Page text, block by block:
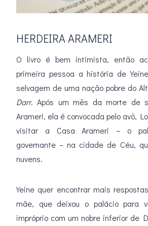
HERDEIRA ARAMERI
O livro é bem intimista, então
primeira pessoa a história de
selvagem de uma nação pobre do
Darr. Após um mês da morte de
Arameri, ela é convocada pelo avô,
visitar a Casa Arameri – o
governante – na cidade de Céu,
nuvens.
Yeine quer encontrar mais
mãe, que deixou o palácio para
impróprio com um nobre inferior de